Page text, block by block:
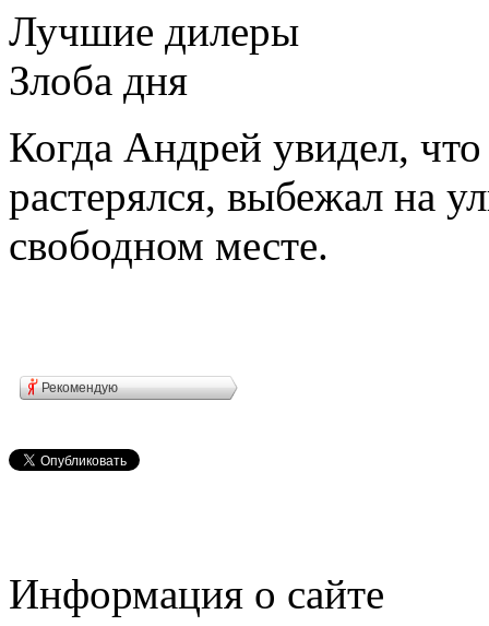
Лучшие дилеры
Злоба дня
Когда Андрей увидел,
растерялся, выбежал на
свободном месте.
Рекомендую
Информация о сайте